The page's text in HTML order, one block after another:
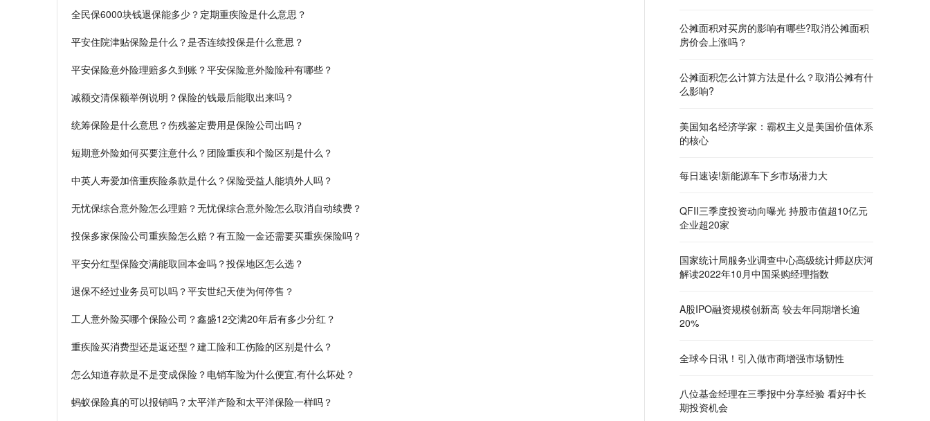
全民保6000块钱退保能多少？定期重疾险是什么意思？
平安住院津贴保险是什么？是否连续投保是什么意思？
平安保险意外险理赔多久到账？平安保险意外险险种有哪些？
减额交清保额举例说明？保险的钱最后能取出来吗？
统筹保险是什么意思？伤残鉴定费用是保险公司出吗？
短期意外险如何买要注意什么？团险重疾和个险区别是什么？
中英人寿爱加倍重疾险条款是什么？保险受益人能填外人吗？
无忧保综合意外险怎么理赔？无忧保综合意外险怎么取消自动续费？
投保多家保险公司重疾险怎么赔？有五险一金还需要买重疾保险吗？
平安分红型保险交满能取回本金吗？投保地区怎么选？
退保不经过业务员可以吗？平安世纪天使为何停售？
工人意外险买哪个保险公司？鑫盛12交满20年后有多少分红？
重疾险买消费型还是返还型？建工险和工伤险的区别是什么？
怎么知道存款是不是变成保险？电销车险为什么便宜,有什么坏处？
蚂蚁保险真的可以报销吗？太平洋产险和太平洋保险一样吗？
公摊面积对买房的影响有哪些?取消公摊面积
房价会上涨吗？
公摊面积怎么计算方法是什么？取消公摊有什
么影响?
美国知名经济学家：霸权主义是美国价值体系
的核心
每日速读!新能源车下乡市场潜力大
QFII三季度投资动向曝光 持股市值超10亿元
企业超20家
国家统计局服务业调查中心高级统计师赵庆河
解读2022年10月中国采购经理指数
A股IPO融资规模创新高 较去年同期增长逾
20%
全球今日讯！引入做市商增强市场韧性
八位基金经理在三季报中分享经验 看好中长
期投资机会